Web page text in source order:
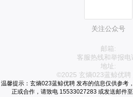
关注公众号
邮箱:
客服热线和举报电
地址:
©2025 玄熵023蓝鲸优聘
温馨提示：玄熵023蓝鲸优聘 发布的信息仅供参考
正或合作，请致电 15533027283 或发送邮件